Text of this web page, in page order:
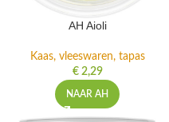
AH Aioli
Kaas, vleeswaren, tapas
€2,29
NAAR AH